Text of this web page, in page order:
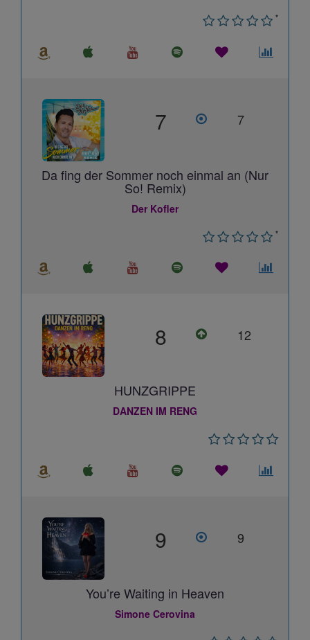
*
7 7
Da fing der Sommer noch einmal an (Nur
So! Remix)
Der Kofler
*
8 12
HUNZGRIPPE
DANZEN IM RENG
9 9
You’re Waiting in Heaven
Simone Cerovina